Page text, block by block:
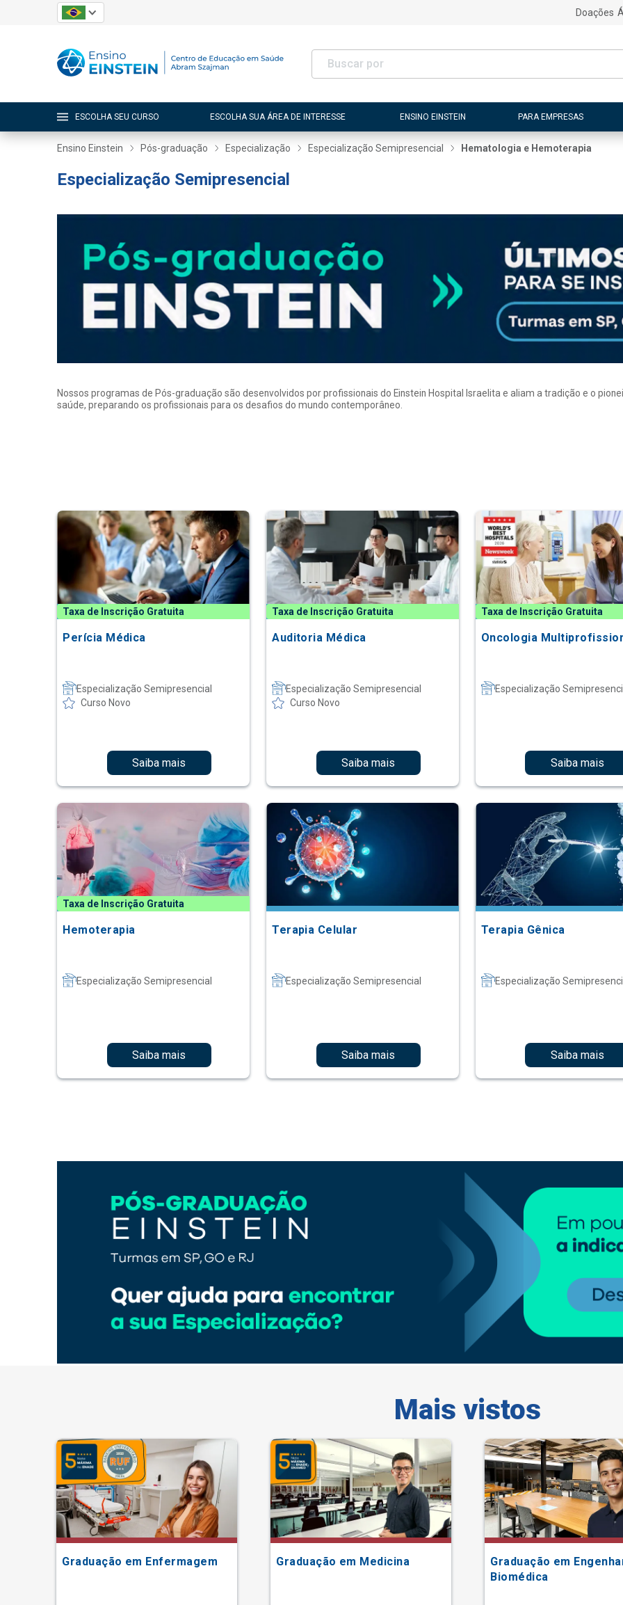
Doações
ESCOLHA SEU CURSO ESCOLHA SUA ÁREA DE INTERESSE ENSINO EINSTEIN PARA EMPRESAS
Ensino Einstein Pós-graduação Especialização Especialização Semipresencial Hematologia e Hemoterapia
Especialização Semipresencial
Nossos programas de Pós-graduação são desenvolvidos por profissionais do Einstein Hospital Israelita e aliam a tradição e o
saúde, preparando os profissionais para os desafios do mundo contemporâneo.
Taxa de Inscrição Gratuita
Perícia Médica
Especialização Semipresencial
Curso Novo
Saiba mais
Taxa de Inscrição Gratuita
Auditoria Médica
Especialização Semipresencial
Curso Novo
Saiba mais
Taxa de Inscrição Gratuita
Oncologia
Especialização
Saiba mais
Taxa de Inscrição Gratuita
Hemoterapia
Especialização Semipresencial
Saiba mais
Terapia Celular
Especialização Semipresencial
Saiba mais
Terapia Gênica
Especialização
Saiba mais
Mais vistos
Graduação em Enfermagem Graduação em Medicina
Graduação em
Biomédica